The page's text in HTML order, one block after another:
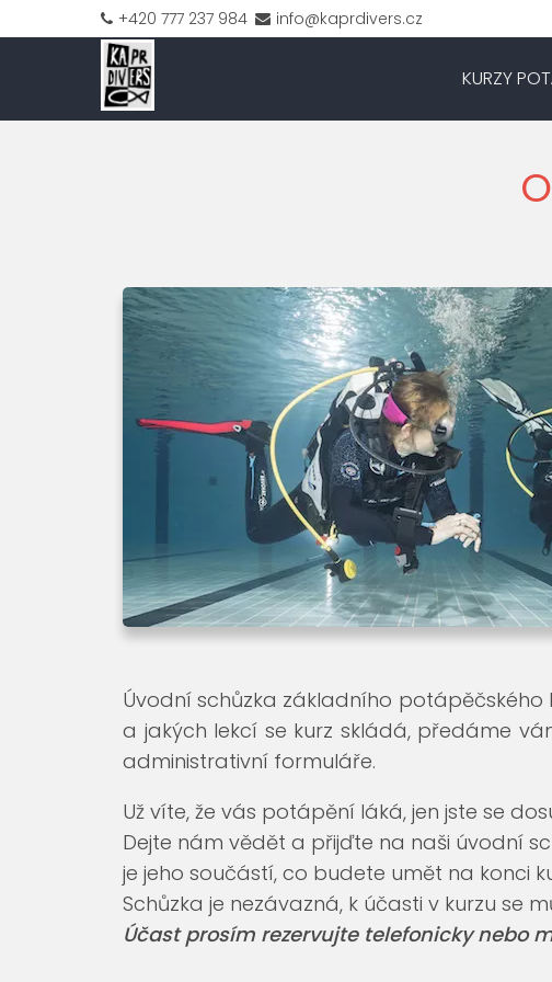
+420 777 237 984 info@kaprdivers.cz
KURZY
Úvodní schůzka základního potápěčského
a jakých lekcí se kurz skládá, předáme
administrativní formuláře.
Už víte, že vás potápění láká, jen jste se
Dejte nám vědět a přijďte na naši úvodní
je jeho součástí, co budete umět na konci
Schůzka je nezávazná, k účasti v kurzu se
Účast prosím rezervujte telefonicky nebo